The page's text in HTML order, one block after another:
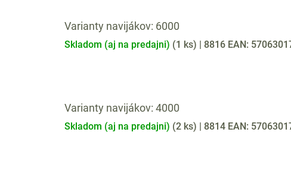
Varianty navijákov: 6000
Skladom (aj na predajni) (1 ks) | 8816 EAN:
Varianty navijákov: 4000
Skladom (aj na predajni) (2 ks) | 8814 EAN: